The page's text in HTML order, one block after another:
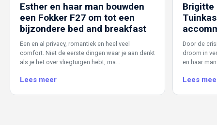
Esther en haar man bouwden
een Fokker F27 om tot een
bijzondere bed and breakfast
Een en al privacy, romantiek en heel veel
comfort. Niet de eerste dingen waar je aan denkt
als je het over vliegtuigen hebt, ma...
Lees meer
Brigitte
Door de
droom in
en haar
Lees